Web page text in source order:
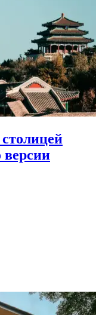
версии